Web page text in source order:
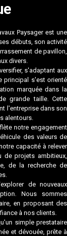
Paysager est une
débuts, son activité
de pavillon,
divers.
s'adaptant aux
principal s'est orienté
marquée dans la
grande taille. Cette
l'entreprise dans son
alentours.
notre engagement
des valeurs de
capacité à relever
projets ambitieux,
de la recherche de
de nouveaux
Nous sommes
en proposant des
à nos clients.
simple prestataire
et dévouée, prête à